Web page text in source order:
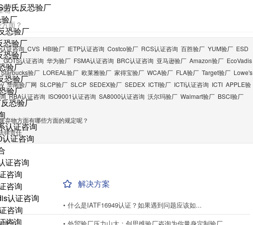
劳氏反恐验厂
厂
恐验厂
恐验厂
恐验厂
验厂
恐验厂
验厂
恐验厂
认证咨询
证咨询
证咨询
咨询
咨询
认证咨询
咨询
咨询
呢？
面？
证咨询 CVS HBI验厂 IETP认证咨询 Costco验厂 RCS认证咨询 百胜验厂 YUM验厂 ESD
GOTS认证咨询 华为验厂 FSMA认证咨询 BRC认证咨询 亚马逊验厂 Amazon验厂 EcoVadis
Starbucks验厂 LOREAL验厂 欧莱雅验厂 家得宝验厂 WCA验厂 FLA验厂 Target验厂 Lowe's
华南验厂网 SLCP验厂 SLCP SEDEX验厂 SEDEX ICTI验厂 ICTI认证咨询 ICTI APPLE验
RBA认证咨询 ISO9001认证咨询 SA8000认证咨询 沃尔玛验厂 Walmart验厂 BSCI验厂
弃物方面有哪些方面的规定呢？
律责任
解决方案
• 什么是IATF16949认证？如果遇到问题应该如...